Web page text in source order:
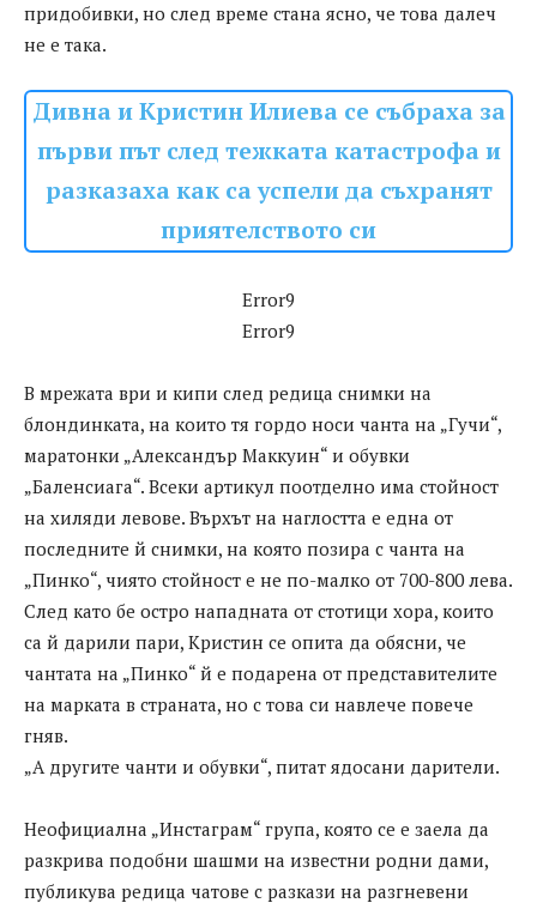
придобивки, но след време стана ясно, че това далеч
не е така.
Дивна и Кристин Илиева се събраха за
първи път след тежката катастрофа и
разказаха как са успели да съхранят
приятелството си
Error9
Error9
В мрежата ври и кипи след редица снимки на
блондинката, на които тя гордо носи чанта на „Гучи“,
маратонки „Александър Маккуин“ и обувки
„Баленсиага“. Всеки артикул поотделно има стойност
на хиляди левове. Върхът на наглостта е една от
последните й снимки, на която позира с чанта на
„Пинко“, чиято стойност е не по-малко от 700-800 лева.
След като бе остро нападната от стотици хора, които
са й дарили пари, Кристин се опита да обясни, че
чантата на „Пинко“ й е подарена от представителите
на марката в страната, но с това си навлече повече
гняв.
„А другите чанти и обувки“, питат ядосани дарители.
Неофициална „Инстаграм“ група, която се е заела да
разкрива подобни шашми на известни родни дами,
публикува редица чатове с разкази на разгневени